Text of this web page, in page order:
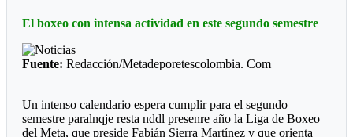
Precisamente cuentan con unas de las mejores manga de
coleo en el honor a Hernan Braidy.
Deportistas reconocidos por la comunidad :Enrique Braidy
Requiniva, Henry Walter Palma y ahora Leydy Cardozo,
El boxeo con intensa actividad en este segundo semestre
Fuente: Redacción/Metadeporetescolombia. Com
Un intenso calendario espera cumplir para el segundo
semestre paralnqje resta nddl presenre año la Liga de Boxeo
del Meta, que preside Fabián Sierra Martínez y que orienta